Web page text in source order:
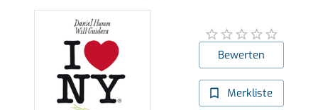
Bewerten
Merkliste